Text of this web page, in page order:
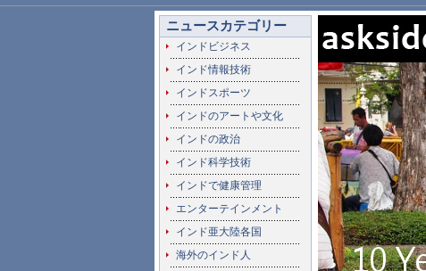
ニュースカテゴリー
インドビジネス
インド情報技術
インドスポーツ
インドのアートや文化
インドの政治
インド科学技術
インドで健康管理
エンターテインメント
インド亜大陸各国
海外のインド人